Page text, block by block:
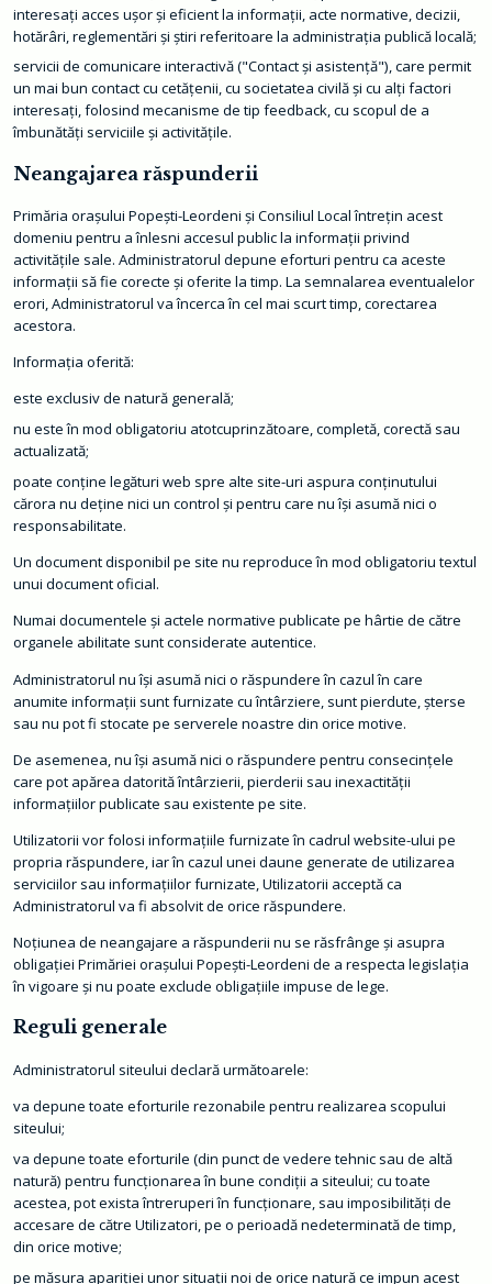
O
r
a
ș
C
o
t
a
t
M
o
n
i
t
o
l
f
c
i
a
l
L
o
c
interesaţi acces uşor şi eficient la informaţii, acte normative, decizii,
hotărâri, reglementări şi ştiri referitoare la administraţia publică locală;
servicii de comunicare interactivă ("Contact şi asistenţă"), care permit
un mai bun contact cu cetăţenii, cu societatea civilă şi cu alţi factori
interesaţi, folosind mecanisme de tip feedback, cu scopul de a
îmbunătăţi serviciile şi activităţile.
Neangajarea răspunderii
Primăria orașului Popești-Leordeni și Consiliul Local întreţin acest
domeniu pentru a înlesni accesul public la informaţii privind
activităţile sale. Administratorul depune eforturi pentru ca aceste
informaţii să fie corecte şi oferite la timp. La semnalarea eventualelor
erori, Administratorul va încerca în cel mai scurt timp, corectarea
acestora.
Informaţia oferită:
este exclusiv de natură generală;
nu este în mod obligatoriu atotcuprinzătoare, completă, corectă sau
actualizată;
poate conţine legături web spre alte site-uri aspura conţinutului
cărora nu deţine nici un control şi pentru care nu îşi asumă nici o
responsabilitate.
Un document disponibil pe site nu reproduce în mod obligatoriu textul
unui document oficial.
Numai documentele şi actele normative publicate pe hârtie de către
organele abilitate sunt considerate autentice.
Administratorul nu îşi asumă nici o răspundere în cazul în care
anumite informaţii sunt furnizate cu întârziere, sunt pierdute, şterse
sau nu pot fi stocate pe serverele noastre din orice motive.
De asemenea, nu îşi asumă nici o răspundere pentru consecinţele
care pot apărea datorită întârzierii, pierderii sau inexactităţii
informaţiilor publicate sau existente pe site.
Utilizatorii vor folosi informaţiile furnizate în cadrul website-ului pe
propria răspundere, iar în cazul unei daune generate de utilizarea
serviciilor sau informaţiilor furnizate, Utilizatorii acceptă ca
Administratorul va fi absolvit de orice răspundere.
Noţiunea de neangajare a răspunderii nu se răsfrânge şi asupra
obligaţiei Primăriei orașului Popești-Leordeni de a respecta legislaţia
în vigoare şi nu poate exclude obligaţiile impuse de lege.
Reguli generale
Administratorul siteului declară următoarele:
va depune toate eforturile rezonabile pentru realizarea scopului
siteului;
va depune toate eforturile (din punct de vedere tehnic sau de altă
natură) pentru funcţionarea în bune condiţii a siteului; cu toate
acestea, pot exista întreruperi în funcţionare, sau imposibilităţi de
accesare de către Utilizatori, pe o perioadă nedeterminată de timp,
din orice motive;
pe măsura apariţiei unor situaţii noi de orice natură ce impun acest